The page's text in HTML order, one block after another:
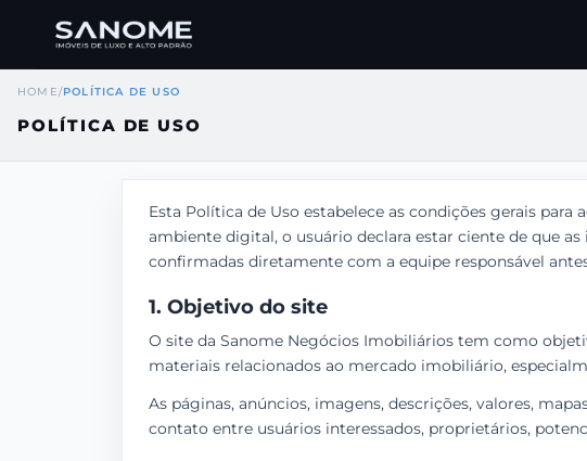
HOME/POLÍTICA DE USO
POLÍTICA DE USO
Esta Política de Uso estabelece as condições gerais
ambiente digital, o usuário declara estar ciente de que
confirmadas diretamente com a equipe responsável
1. Objetivo do site
O site da Sanome Negócios Imobiliários tem como
materiais relacionados ao mercado imobiliário,
As páginas, anúncios, imagens, descrições, valores,
contato entre usuários interessados, proprietários,